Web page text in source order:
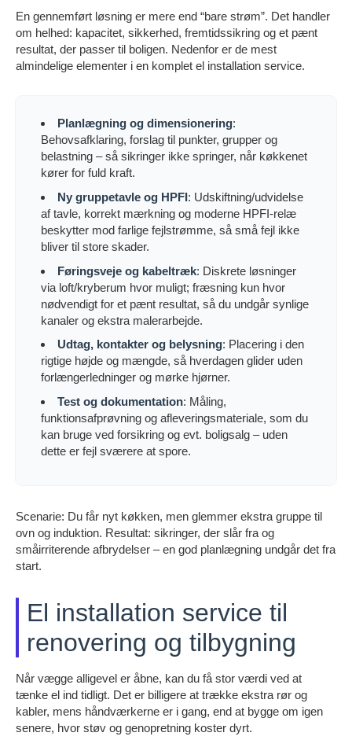
En gennemført løsning er mere end “bare strøm”. Det handler
om helhed: kapacitet, sikkerhed, fremtidssikring og et pænt
resultat, der passer til boligen. Nedenfor er de mest
almindelige elementer i en komplet el installation service.
Planlægning og dimensionering:
Behovsafklaring, forslag til punkter, grupper og
belastning – så sikringer ikke springer, når køkkenet
kører for fuld kraft.
Ny gruppetavle og HPFI: Udskiftning/udvidelse
af tavle, korrekt mærkning og moderne HPFI-relæ
beskytter mod farlige fejlstrømme, så små fejl ikke
bliver til store skader.
Føringsveje og kabeltræk: Diskrete løsninger
via loft/kryberum hvor muligt; fræsning kun hvor
nødvendigt for et pænt resultat, så du undgår synlige
kanaler og ekstra malerarbejde.
Udtag, kontakter og belysning: Placering i den
rigtige højde og mængde, så hverdagen glider uden
forlængerledninger og mørke hjørner.
Test og dokumentation: Måling,
funktionsafprøvning og afleveringsmateriale, som du
kan bruge ved forsikring og evt. boligsalg – uden
dette er fejl sværere at spore.
Scenarie: Du får nyt køkken, men glemmer ekstra gruppe til
ovn og induktion. Resultat: sikringer, der slår fra og
småirriterende afbrydelser – en god planlægning undgår det fra
start.
El installation service til
renovering og tilbygning
Når vægge alligevel er åbne, kan du få stor værdi ved at
tænke el ind tidligt. Det er billigere at trække ekstra rør og
kabler, mens håndværkerne er i gang, end at bygge om igen
senere, hvor støv og genopretning koster dyrt.